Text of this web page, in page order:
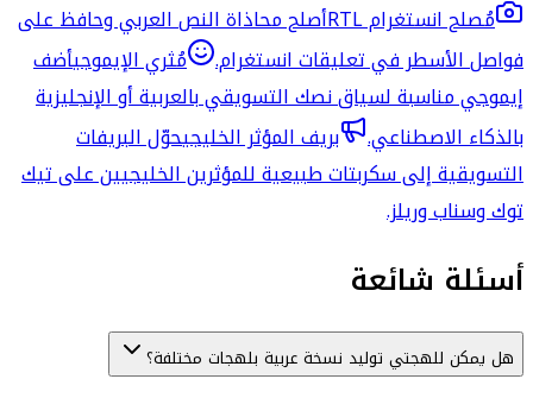
مُصلح انستغرام RTL
أصلح محاذاة النص العربي وحافظ على
فواصل الأسطر في تعليقات انستغرام.
مُثري الإيموجيأضف
إيموجي مناسبة لسياق نصك التسويقي بالعربية أو الإنجليزية
بالذكاء الاصطناعي.
بريف المؤثر الخليجيحوّل البريفات
التسويقية إلى سكربتات طبيعية للمؤثرين الخليجيين على تيك
توك وسناب وريلز.
أسئلة شائعة
هل يمكن للهجتي توليد نسخة عربية بلهجات مختلفة؟